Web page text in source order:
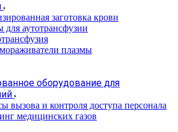
заготовка крови
для аутотрансфузии
плазмы
оборудование для
вызова и контроля доступа персонала
медицинских газов